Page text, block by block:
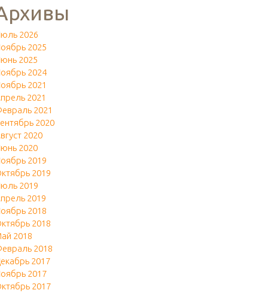
2026
2025
2025
2024
2021
2021
2021
2020
2020
2020
2019
2019
2019
2019
2018
2018
2018
2018
2017
2017
2017